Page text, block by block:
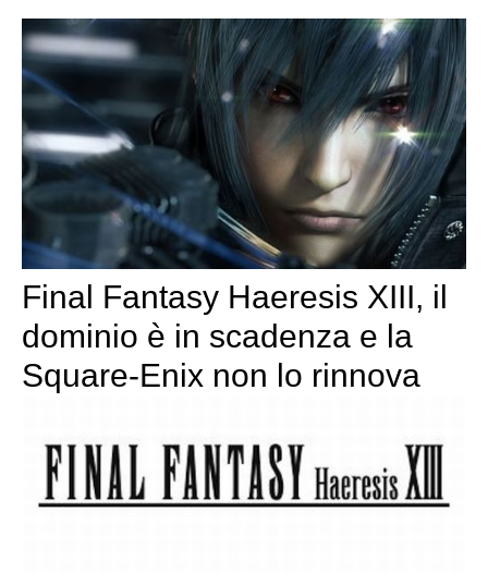
Final Fantasy Haeresis XIII, il
dominio è in scadenza e la
Square-Enix non lo rinnova